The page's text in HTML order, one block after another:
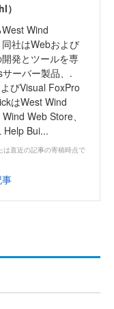
Wind
社はWebおよび
発とツールを専
ーバー製品、.
びVisual FoxPro
はWest Wind
Web Store、
Help Bui...
は直近の記事の寄稿時点で